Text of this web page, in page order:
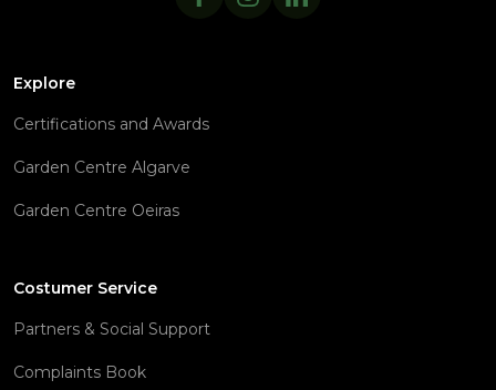
Explore
Certifications and Awards
Garden Centre Algarve
Garden Centre Oeiras
Costumer Service
Partners & Social Support
Complaints Book